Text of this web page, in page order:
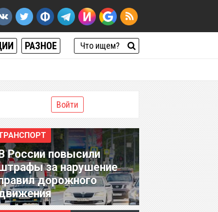
РАЗНОЕ
Войти
России повысили
за нарушение
дорожного